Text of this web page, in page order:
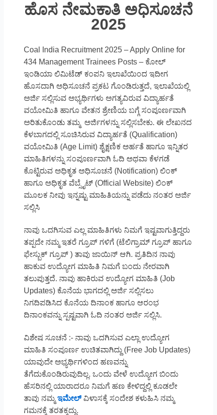
ಹೊಸ ನೇಮಕಾತಿ ಅಧಿಸೂಚನೆ
2025
Coal India Recruitment 2025 – Apply Online for
434 Management Trainees Posts – ಕೋಲ್
ಇಂಡಿಯಾ ಲಿಮಿಟೆಡ್ ಕಂಪನಿ ಇಲಾಖೆಯಿಂದ ಇದೀಗ
ಹೊಸದಾಗಿ ಅಧಿಸೂಚನೆ ಪ್ರಕಟ ಗೊಂಡಿರುತ್ತದೆ, ಇಲಾಖೆಯಲ್ಲಿ
ಅರ್ಜಿ ಸಲ್ಲಿಸುವ ಅಭ್ಯರ್ಥಿಗಳು ಅಗತ್ಯವಿರುವ ವಿದ್ಯಾರ್ಹತೆ
ವಯೋಮಿತಿ ಹಾಗೂ ವೇತನ ಶ್ರೇಣಿಯ ಬಗ್ಗೆ ಸಂಪೂರ್ಣವಾಗಿ
ಅರಿತುಕೊಂಡು ತಮ್ಮ ಅರ್ಜಿಗಳನ್ನು ಸಲ್ಲಿಸಬೇಕು. ಈ ಲೇಖನದ
ಕೆಳಬಾಗದಲ್ಲಿ ಸೂಚಿಸಿರುವ ವಿದ್ಯಾರ್ಹತೆ (Qualification)
ವಯೋಮಿತಿ (Age Limit) ಶೈಕ್ಷಣಿಕ ಅರ್ಹತೆ ಹಾಗೂ ಇನ್ನಿತರ
ಮಾಹಿತಿಗಳನ್ನು ಸಂಪೂರ್ಣವಾಗಿ ಓದಿ ಅಥವಾ ಕೆಳಗಡೆ
ಕೊಟ್ಟಿರುವ ಅಧಿಕೃತ ಅಧಿಸೂಚನೆ (Notification) ಲಿಂಕ್
ಹಾಗೂ ಅಧಿಕೃತ ವೆಬ್ಸೈಟ್ (Official Website) ಲಿಂಕ್
ಮೂಲಕ ನೀವು ಇನ್ನಷ್ಟು ಮಾಹಿತಿಯನ್ನು ಪಡೆದು ನಂತರ ಅರ್ಜಿ
ಸಲ್ಲಿಸಿ
ನಾವು ಒದಗಿಸುವ ಎಲ್ಲ ಮಾಹಿತಿಗಳು ನಿಮಗೆ ಇಷ್ಟವಾಗುತ್ತಿದ್ದರು
ತಪ್ಪದೇ ನಮ್ಮ ಇತರೆ ಗ್ರೂಪ್ ಗಳಿಗೆ (ಟೆಲಿಗ್ರಾಮ್ ಗ್ರೂಪ್ ಹಾಗೂ
ಫೇಸ್ಬುಕ್ ಗ್ರೂಪ್ ) ತಾವು ಜಾಯಿನ್ ಆಗಿ. ಪ್ರತಿದಿನ ನಾವು
ಹಾಕುವ ಉದ್ಯೋಗ ಮಾಹಿತಿ ನಿಮಗೆ ಬಂದು ನೇರವಾಗಿ
ತಲುಪುತ್ತದೆ. ನಾವು ಹಾಕಿರುವ ಉದ್ಯೋಗ ಮಾಹಿತಿ (Job
Updates) ಕೊನೆಯ ಭಾಗದಲ್ಲಿ ಅರ್ಜಿ ಸಲ್ಲಿಸಲು
ನಿಗದಿಪಡಿಸಿದ ಕೊನೆಯ ದಿನಾಂಕ ಹಾಗೂ ಆರಂಭ
ದಿನಾಂಕವನ್ನು ಸ್ಪಷ್ಟವಾಗಿ ಓದಿ ನಂತರ ಅರ್ಜಿ ಸಲ್ಲಿಸಿ.
ವಿಶೇಷ ಸೂಚನೆ :- ನಾವು ಒದಗಿಸುವ ಎಲ್ಲಾ ಉದ್ಯೋಗ
ಮಾಹಿತಿ ಸಂಪೂರ್ಣ ಉಚಿತವಾಗಿದ್ದು (Free Job Updates)
ಯಾವುದೇ ಅಭ್ಯರ್ಥಿಗಳಿಂದ ಹಣವನ್ನು
ತೆಗೆದುಕೊಂಡಿರುವುದಿಲ್ಲ. ಒಂದು ವೇಳೆ ಉದ್ಯೋಗ ಬಿಂದು
ಹೆಸರಿನಲ್ಲಿ ಯಾರಾದರೂ ನಿಮಗೆ ಹಣ ಕೇಳಿದ್ದಲ್ಲಿ ಕೂಡಲೇ
ತಾವು ನಮ್ಮಇಮೇಲ್ವಿಳಾಸಕ್ಕೆ ಸಂದೇಶ ಕಳುಹಿಸಿ ನಮ್ಮ
ಗಮನಕ್ಕೆ ತರತಕ್ಕದ್ದು.